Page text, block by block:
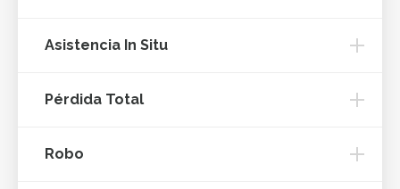
Asistencia In Situ
Pérdida Total
Robo